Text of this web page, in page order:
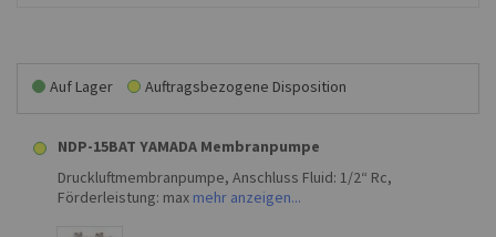
Auf Lager Auftragsbezogene Disposition
NDP-15BAT YAMADA Membranpumpe
Druckluftmembranpumpe, Anschluss Fluid: 1/2“ Rc,
Förderleistung: max mehr anzeigen...